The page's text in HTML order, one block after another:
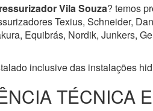
Vila Souza? temos
Texius, Schneider,
Equibrás, Nordik, Junkers,
inclusive das instalações
TÉCNICA